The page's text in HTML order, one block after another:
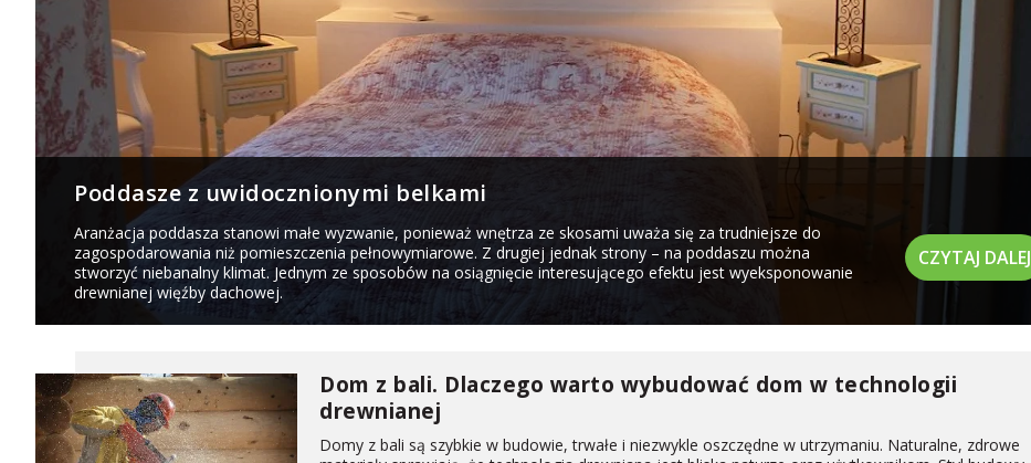
Poddasze z uwidocznionymi belkami
Aranżacja poddasza stanowi małe wyzwanie, ponieważ wnętrza ze skosami uważa się za trudniejsze do
zagospodarowania niż pomieszczenia pełnowymiarowe. Z drugiej jednak strony – na poddaszu można
stworzyć niebanalny klimat. Jednym ze sposobów na osiągnięcie interesującego efektu jest wyeksponowanie
drewnianej więźby dachowej.
CZYTAJ DALEJ
Dom z bali. Dlaczego warto wybudować dom w technologii
drewnianej
Domy z bali są szybkie w budowie, trwałe i niezwykle oszczędne w utrzymaniu. Naturalne, zdrowe